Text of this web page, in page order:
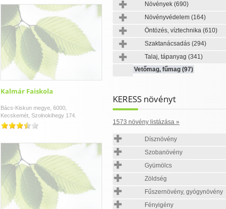
Kalmár Faiskola
Bács-Kiskun megye, 6000,
Kecskemét, Szolnokihegy 174.
Növények (690)
Növényvédelem (164)
Öntözés, víztechnika (610)
Szaktanácsadás (294)
Talaj, tápanyag (341)
Vetőmag, fűmag (97)
KERESS növényt
1573 növény listázása »
Dísznövény
Szobanövény
Gyümölcs
Zöldség
Fűszernövény, gyógynövény
Fényigény